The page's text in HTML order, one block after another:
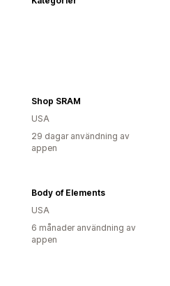
Shop SRAM
USA
29 dagar användning av
appen
Body of Elements
USA
6 månader användning av
appen